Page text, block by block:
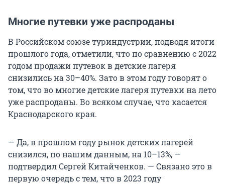
Многие путевки уже распроданы
В Российском союзе туриндустрии, подводя итоги
прошлого года, отметили, что по сравнению с 2022
годом продажи путевок в детские лагеря
снизились на 30–40%. Зато в этом году говорят о
том, что во многие детские лагеря путевки на лето
уже распроданы. Во всяком случае, что касается
Краснодарского края.
— Да, в прошлом году рынок детских лагерей
снизился, по нашим данным, на 10–13%, —
подтвердил Сергей Китайченков. — Связано это в
первую очередь с тем, что в 2023 году